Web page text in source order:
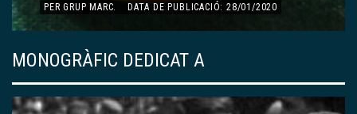
13/01/2020
MONOGRÀFIC DEDICAT A